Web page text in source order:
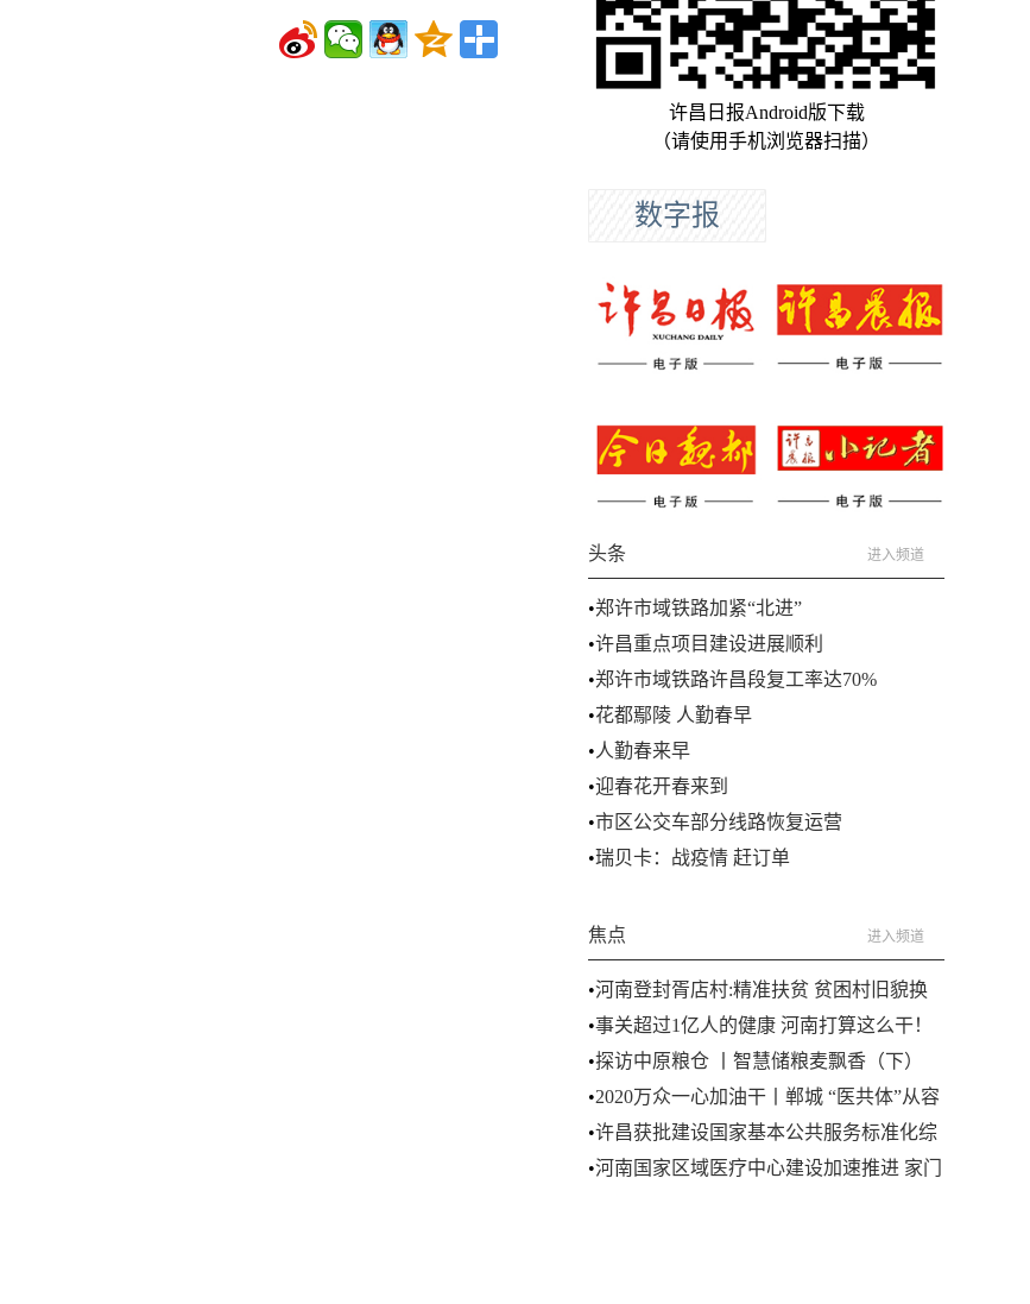
许昌日报Android版下载
（请使用手机浏览器扫描）
数字报
头条 进入频道
•郑许市域铁路加紧“北进”
•许昌重点项目建设进展顺利
•郑许市域铁路许昌段复工率达70%
•花都鄢陵 人勤春早
•人勤春来早
•迎春花开春来到
•市区公交车部分线路恢复运营
•瑞贝卡：战疫情 赶订单
焦点 进入频道
•河南登封胥店村:精准扶贫 贫困村旧貌换
新颜
•事关超过1亿人的健康 河南打算这么干！
•探访中原粮仓 丨智慧储粮麦飘香（下）
•2020万众一心加油干丨郸城 “医共体”从容
应对疫情
•许昌获批建设国家基本公共服务标准化综
合试点
•河南国家区域医疗中心建设加速推进 家门